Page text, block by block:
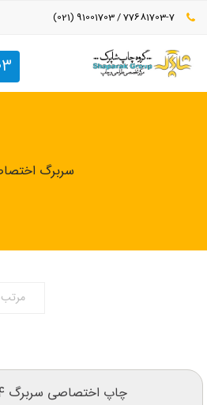
سربرگ
چاپ اختصاصی سربرگ A4 دقیق دورو